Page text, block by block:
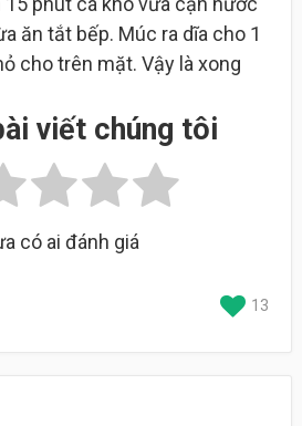
ăn tắt bếp. Múc ra dĩa cho 1
cho trên mặt. Vậy là xong
viết chúng tôi
có ai đánh giá
13